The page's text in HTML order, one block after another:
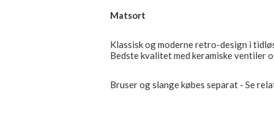
Matsort
Klassisk og moderne retro-design i
Bedste kvalitet med keramiske ventiler
Bruser og slange købes separat - Se